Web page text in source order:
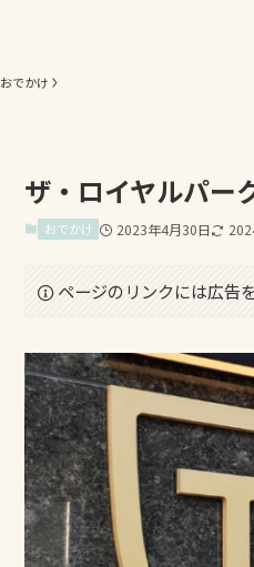
おでかけ
ザ・ロイヤルパー
おでかけ 2023年4月30日
ページのリンクには広告